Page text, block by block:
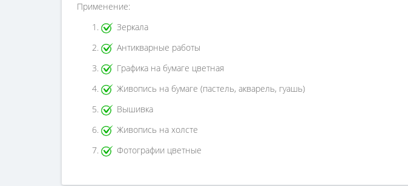
Применение:
Зеркала
Антикварные работы
Графика на бумаге цветная
Живопись на бумаге (пастель, акварель, гуашь)
Вышивка
Живопись на холсте
Фотографии цветные